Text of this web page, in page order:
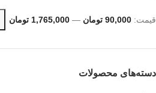
قيمت: 90,000 تومان — 1,765,000 تومان
دسته‌های محصولات